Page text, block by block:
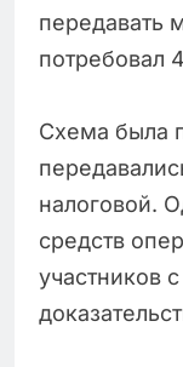
передавать
потребовал
Схема была
налоговой.
средств
участников